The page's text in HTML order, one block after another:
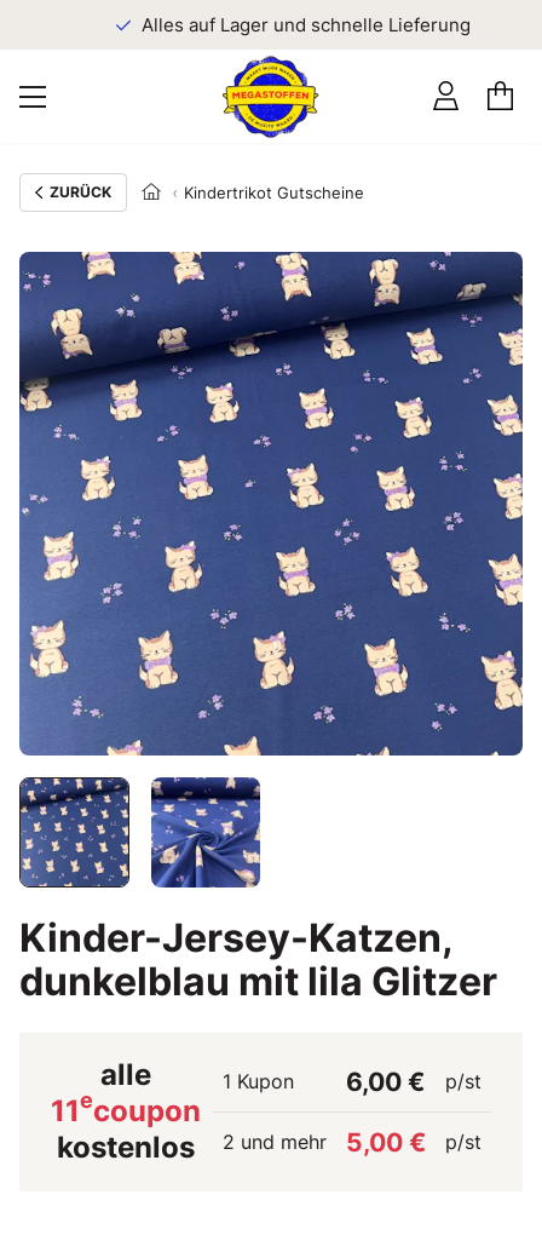
Alles auf Lager und schnelle Lieferung
ZURÜCK Kindertrikot Gutscheine
Kinder-Jersey-Katzen,
dunkelblau mit lila Glitzer
alle
11ecoupon
kostenlos
1 Kupon 6,00 € p/st
2 und mehr 5,00 € p/st